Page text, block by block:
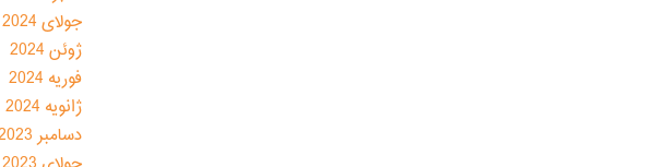
جولای 2024
ژوئن 2024
فوریه 2024
ژانویه 2024
دسامبر 2023